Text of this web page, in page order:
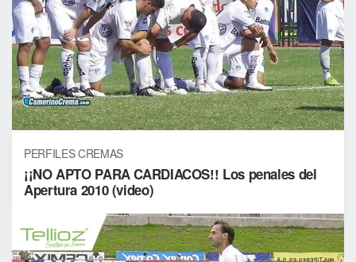
PERFILES CREMAS
¡¡NO APTO PARA CARDIACOS!! Los penales del
Apertura 2010 (video)